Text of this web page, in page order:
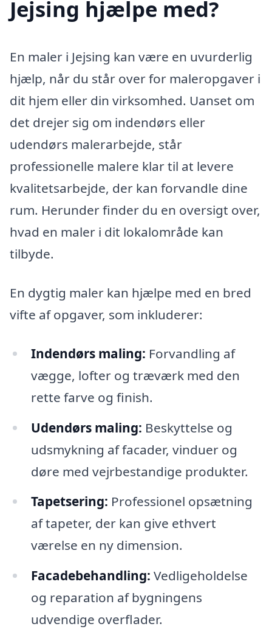
Jejsing hjælpe med?
En maler i Jejsing kan være en uvurderlig
hjælp, når du står over for maleropgaver i
dit hjem eller din virksomhed. Uanset om
det drejer sig om indendørs eller
udendørs malerarbejde, står
professionelle malere klar til at levere
kvalitetsarbejde, der kan forvandle dine
rum. Herunder finder du en oversigt over,
hvad en maler i dit lokalområde kan
tilbyde.
En dygtig maler kan hjælpe med en bred
vifte af opgaver, som inkluderer:
Indendørs maling: Forvandling af
vægge, lofter og træværk med den
rette farve og finish.
Udendørs maling: Beskyttelse og
udsmykning af facader, vinduer og
døre med vejrbestandige produkter.
Tapetsering: Professionel opsætning
af tapeter, der kan give ethvert
værelse en ny dimension.
Facadebehandling: Vedligeholdelse
og reparation af bygningens
udvendige overflader.